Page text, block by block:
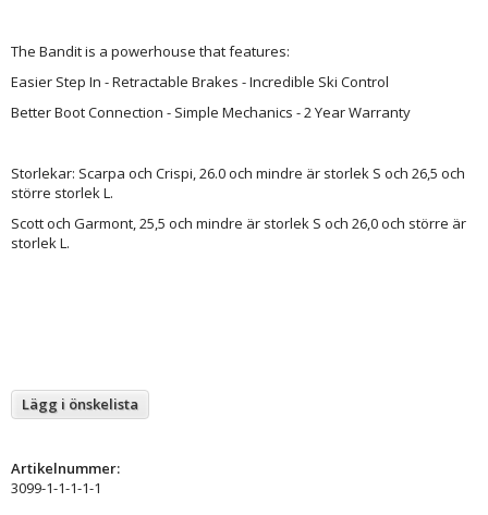
The Bandit is a powerhouse that features:
Easier Step In - Retractable Brakes - Incredible Ski Control
Better Boot Connection - Simple Mechanics - 2 Year Warranty
Storlekar: Scarpa och Crispi, 26.0 och mindre är storlek S och 26,5 och
större storlek L.
Scott och Garmont, 25,5 och mindre är storlek S och 26,0 och större är
storlek L.
Lägg i önskelista
Artikelnummer:
3099-1-1-1-1-1